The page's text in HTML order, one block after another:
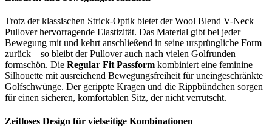
Trotz der klassischen Strick-Optik bietet der Wool Blend V-Neck
Pullover hervorragende Elastizität. Das Material gibt bei jeder
Bewegung mit und kehrt anschließend in seine ursprüngliche Form
zurück – so bleibt der Pullover auch nach vielen Golfrunden
formschön. Die Regular Fit Passform kombiniert eine feminine
Silhouette mit ausreichend Bewegungsfreiheit für uneingeschränkte
Golfschwünge. Der gerippte Kragen und die Rippbündchen sorgen
für einen sicheren, komfortablen Sitz, der nicht verrutscht.
Zeitloses Design für vielseitige Kombinationen